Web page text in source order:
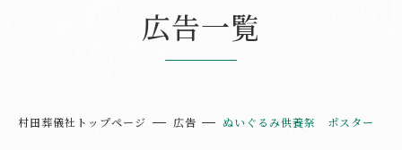
広告一覧
村田葬儀社トップページ 広告 ぬいぐるみ供養祭 ポスター